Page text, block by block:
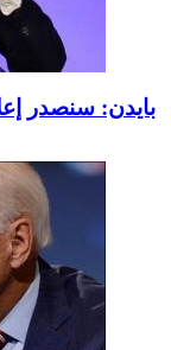
بايدن: سنصدر